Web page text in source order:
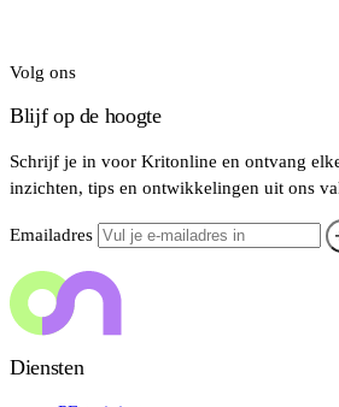
Volg ons
Blijf op de hoogte
Schrijf je in voor Kritonline en ontvang
inzichten, tips en ontwikkelingen uit ons
Emailadres
Diensten